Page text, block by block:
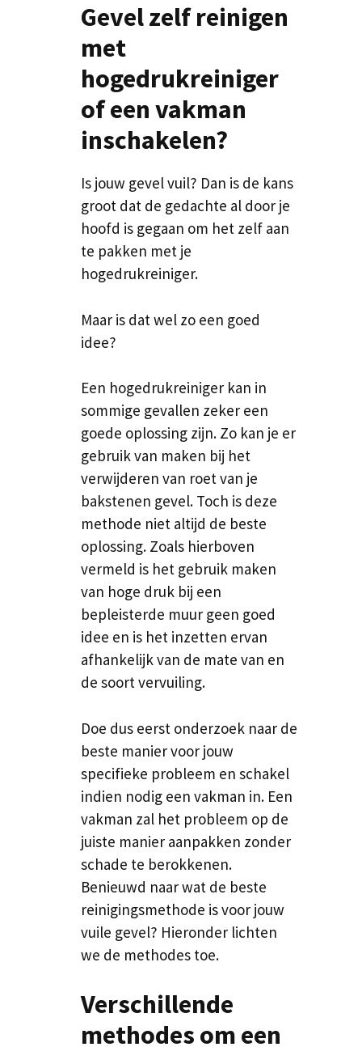
Gevel zelf reinigen
met
hogedrukreiniger
of een vakman
inschakelen?
Is jouw gevel vuil? Dan is de kans
groot dat de gedachte al door je
hoofd is gegaan om het zelf aan
te pakken met je
hogedrukreiniger.
Maar is dat wel zo een goed
idee?
Een hogedrukreiniger kan in
sommige gevallen zeker een
goede oplossing zijn. Zo kan je er
gebruik van maken bij het
verwijderen van roet van je
bakstenen gevel. Toch is deze
methode niet altijd de beste
oplossing. Zoals hierboven
vermeld is het gebruik maken
van hoge druk bij een
bepleisterde muur geen goed
idee en is het inzetten ervan
afhankelijk van de mate van en
de soort vervuiling.
Doe dus eerst onderzoek naar de
beste manier voor jouw
specifieke probleem en schakel
indien nodig een vakman in. Een
vakman zal het probleem op de
juiste manier aanpakken zonder
schade te berokkenen.
Benieuwd naar wat de beste
reinigingsmethode is voor jouw
vuile gevel? Hieronder lichten
we de methodes toe.
Verschillende
methodes om een